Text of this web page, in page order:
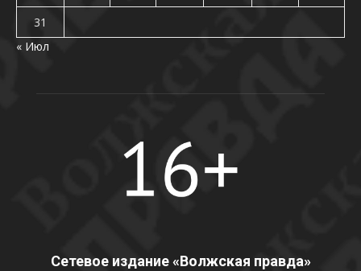
31
« Июл
Сетевое издание «Волжская правда»